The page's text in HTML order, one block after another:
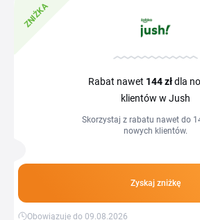
bez wychodzenia z domu. Na tej stronie
aktualne kupony i promocje Jush, które
koszyku w polu na kupon, a niższa cena
złożeniem zamówienia.
ZNIŻKA
Rabat nawet 144 złdla
klientów w Jush
Skorzystaj z rabatu nawet do
nowych klientów.
Zyskaj zniżkę
Obowiązuje do 09.08.2026